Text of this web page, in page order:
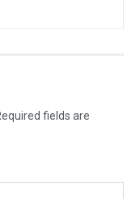
fields are